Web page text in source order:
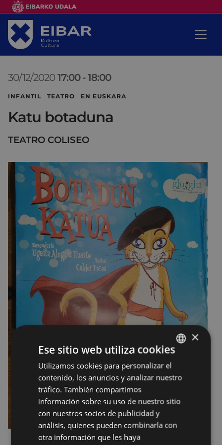
30/12/2020 17:00 -18:00
INFANTIL TEATRO EN EUSKARA
Katu botaduna
TEATRO COLISEO
BASQUE
SPANISH
×
Ese sitio web utiliza cookies
Utilizamos cookies para personalizar el
contenido, los anuncios y analizar nuestro
tráfico. También compartimos
información sobre su uso de nuestro sitio
con nuestros socios de publicidad y
análisis, quienes pueden combinarla con
otra información que les haya